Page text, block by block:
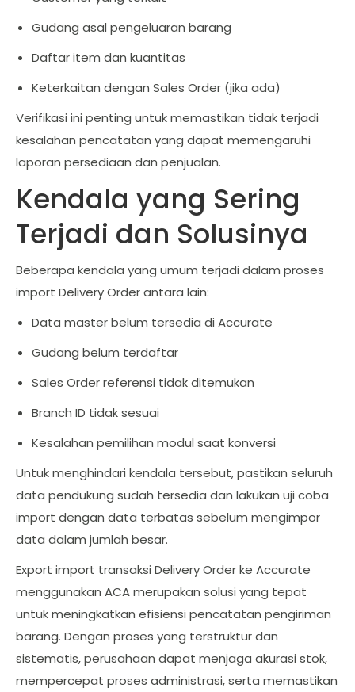
Gudang asal pengeluaran barang
Daftar item dan kuantitas
Keterkaitan dengan Sales Order (jika ada)
Verifikasi ini penting untuk memastikan tidak terjadi
kesalahan pencatatan yang dapat memengaruhi
laporan persediaan dan penjualan.
Kendala yang Sering
Terjadi dan Solusinya
Beberapa kendala yang umum terjadi dalam proses
import Delivery Order antara lain:
Data master belum tersedia di Accurate
Gudang belum terdaftar
Sales Order referensi tidak ditemukan
Branch ID tidak sesuai
Kesalahan pemilihan modul saat konversi
Untuk menghindari kendala tersebut, pastikan seluruh
data pendukung sudah tersedia dan lakukan uji coba
import dengan data terbatas sebelum mengimpor
data dalam jumlah besar.
Export import transaksi Delivery Order ke Accurate
menggunakan ACA merupakan solusi yang tepat
untuk meningkatkan efisiensi pencatatan pengiriman
barang. Dengan proses yang terstruktur dan
sistematis, perusahaan dapat menjaga akurasi stok,
mempercepat proses administrasi, serta memastikan